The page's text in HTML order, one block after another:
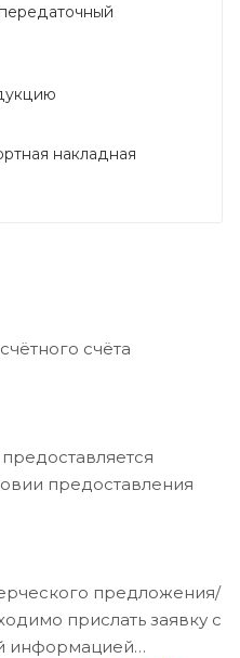
накладная
счёта
предоставления
предложения/
прислать заявку с
информацией